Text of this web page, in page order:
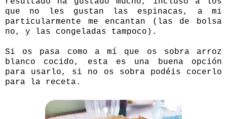
que no les gustan las espinacas, a mi
particularmente me encantan (las de bolsa
no, y las congeladas tampoco).
Si os pasa como a mí que os sobra arroz
blanco cocido, esta es una buena opción
para usarlo, si no os sobra podéis cocerlo
para la receta.